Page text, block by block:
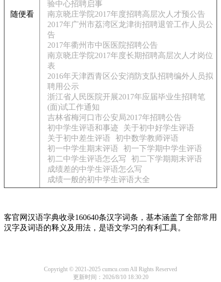
随便看
验中心招聘启事
南京晓庄学院2017年度招聘高层次人才预公告
2017年广州市荔湾区龙津街招聘退管工作人员公
告
2017年衢州市中医医院招聘公告
南京晓庄学院2017年度长期招聘高层次人才岗位
表
2016年天津西青区公安消防支队招聘编外人员拟
聘用公示
浙江省人民医院开展2017年应届毕业生招聘笔
(面)试工作通知
吉林省梅河口市公安局2017年招聘公告
初中学生评语和事迹
关于初中好学生评语
关于初中差生评语
初中数学教师评语
初一中学生期末评语
初一下学期中学生评语
初二中学生评语怎么写
初二下学期期末评语
成绩差的中学生评语怎么写
成绩一般的初中学生评语大全
客官网汉语字典收录160640条汉字词条，基本涵盖了全部常用
汉字及词语的释义及用法，是语文学习的有利工具。
Copyright © 2021-2025 cumcu.com All Rights Reserved
更新时间：2026/8/10 18:30:20